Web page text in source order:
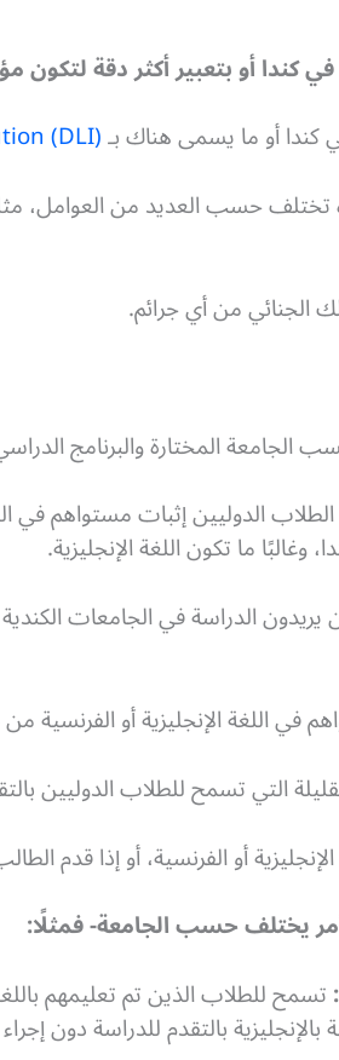
أو ما يسمى هناك بـ(DLI)
تختلف حسب العديد من العوامل،
من أي جرائم.
المختارة والبرنامج
الدوليين إثبات مستواهم في
ما تكون اللغة الإنجليزية.
الدراسة في الجامعات
في اللغة الإنجليزية أو الفرنسية
التي تسمح للطلاب الدوليين
أو الفرنسية، أو إذا قدم
يختلف حسب الجامعة- فمثلًا:
تسمح للطلاب الذين تم تعليمهم
بالتقدم للدراسة دون إجراء